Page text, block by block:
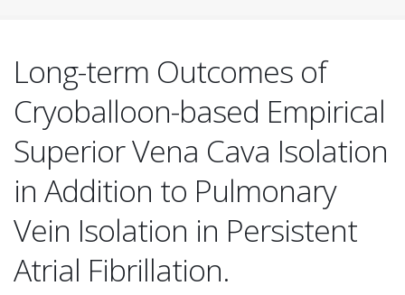
Long-term Outcomes of
Cryoballoon-based Empirical
Superior Vena Cava Isolation
in Addition to Pulmonary
Vein Isolation in Persistent
Atrial Fibrillation.